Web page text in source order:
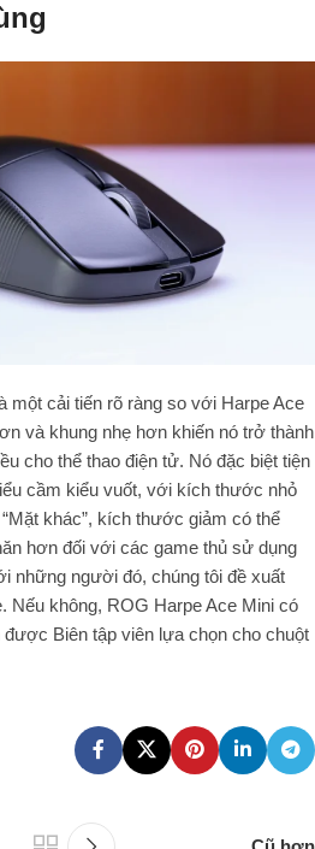
một cải tiến rõ ràng so với Harpe Ace
và khung nhẹ hơn khiến nó trở thành
cho thể thao điện tử. Nó đặc biệt tiện
cầm kiểu vuốt, với kích thước nhỏ
khác”, kích thước giảm có thể
hơn đối với các game thủ sử dụng
những người đó, chúng tôi đề xuất
Nếu không, ROG Harpe Ace Mini có
Biên tập viên lựa chọn cho chuột